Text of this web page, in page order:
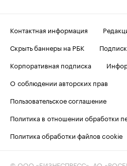
Контактная информация
Скрыть баннеры на РБК
Корпоративная подписка
О соблюдении авторских прав
Пользовательское соглашение
Политика в отношении обработки
Политика обработки файлов cookie